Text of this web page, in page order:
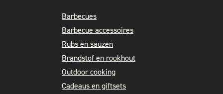
Barbecues
Barbecue accessoires
Rubs en sauzen
Brandstof en rookhout
Outdoor cooking
Cadeaus en giftsets